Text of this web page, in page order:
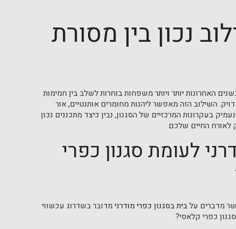
נכון בין מסורת
האחרונות יותר ויותר משפחות בוחרות לשלב בין חמימות
השילוב הזה מאפשר ליהנות מחומרים אותנטיים, אור
בעקרונות המרכזיים של הסגנון, נבין כיצד מתכננים נכון
לאורח החיים שלכם.
לעומת סגנון כפרי
מדברים עלבית בסגנון כפרי מודרנימדובר בשדרוג עכשווי
כפרי קלאסי?